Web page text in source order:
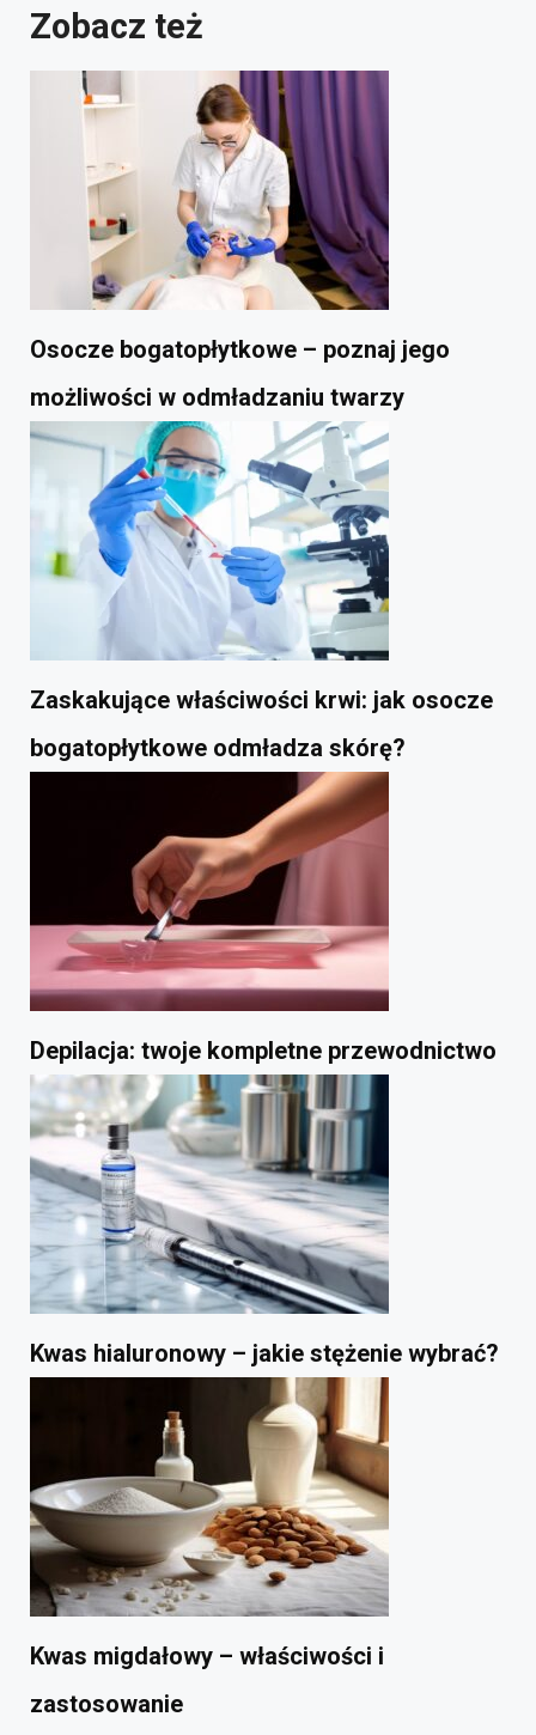
Zobacz też
Osocze bogatopłytkowe – poznaj jego
możliwości w odmładzaniu twarzy
Zaskakujące właściwości krwi: jak osocze
bogatopłytkowe odmładza skórę?
Depilacja: twoje kompletne przewodnictwo
Kwas hialuronowy – jakie stężenie wybrać?
Kwas migdałowy – właściwości i
zastosowanie